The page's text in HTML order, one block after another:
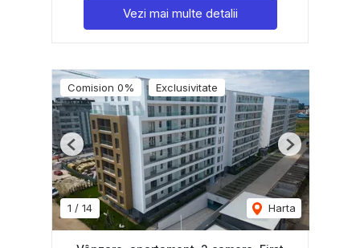
Vezi mai multe detalii
Comision 0% Exclusivitate
1 / 14 Harta
Previous Next